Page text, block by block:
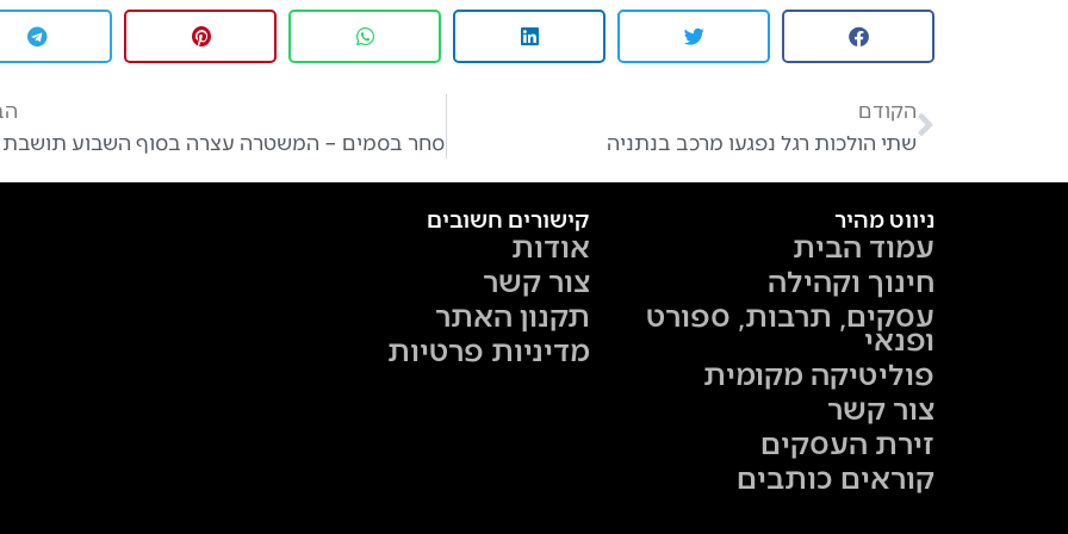
הקודם
שתי הולכות רגל נפגעו מרכב בנתניה
ניווט מהיר
עמוד הבית
חינוך וקהילה
עסקים, תרבות, ספורט
ופנאי
פוליטיקה מקומית
צור קשר
זירת העסקים
קוראים כותבים
קישורים חשובים
אודות
צור קשר
תקנון האתר
מדיניות פרטיות